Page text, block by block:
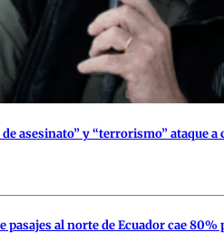
asesinato” y “terrorismo” ataque a
pasajes al norte de Ecuador cae